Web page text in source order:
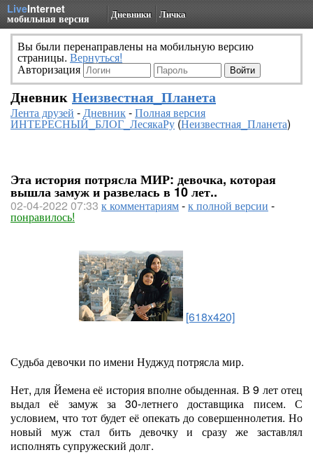
LiveInternet
мобильная версия Дневники Личка
Вы были перенаправлены на мобильную версию
страницы. Вернуться!
Авторизация
Дневник Неизвестная_Планета
Лента друзей -Дневник-Полная версия
ИНТЕРЕСНЫЙ_БЛОГ_ЛесякаРу(Неизвестная_Планета)
Эта история потрясла МИР: девочка, которая
вышла замуж и развелась в 10 лет..
02-04-2022 07:33 к комментариям-к полной версии -
понравилось!
[618x420]
Судьба девочки по имени Нуджуд потрясла мир.
Нет, для Йемена её история вполне обыденная. В 9 лет отец
выдал её замуж за 30-летнего доставщика писем. С
условием, что тот будет её опекать до совершеннолетия. Но
новый муж стал бить девочку и сразу же заставлял
исполнять супружеский долг.